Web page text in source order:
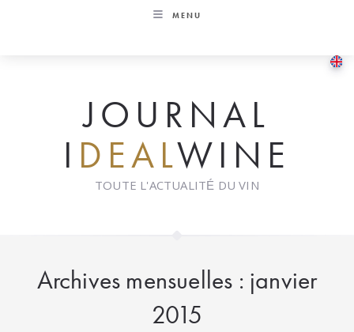
MENU
JOURNAL
I DEALWINE
TOUTE L'ACTUALITÉ DU VIN
Archives mensuelles : janvier
2015